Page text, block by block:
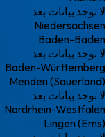
لا توجد بيانات بعد
Niedersachsen
Baden-Baden
لا توجد بيانات بعد
Baden-Württemberg
Menden (Sauerland)
لا توجد بيانات بعد
Nordrhein-Westfalen
Lingen (Ems)